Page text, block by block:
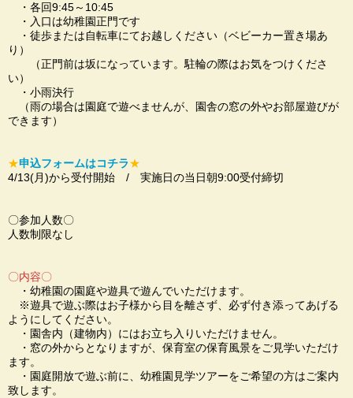
・各回9:45～10:45
・入口は幼稚園正門です
・徒歩または自転車にてお越しください（ベビーカー置き場あ
り）
（正門前は坂になっています。駐輪の際はお気をつけくださ
い）
・小雨決行
（雨の場合は園庭で遊べませんが、園舎の窓の外やお部屋遊びが
できます）
★申込フォームはコチラ★
4/13(月)から受付開始 / 実施日の当日朝9:00受付締切
〇参加人数〇
人数制限なし
〇内容〇
・幼稚園の園庭や遊具で遊んでいただけます。
※遊具で遊ぶ際はお子様から目を離さず、必ず付き添ってあげる
ようにしてください。
・園舎内（建物内）にはお立ち入りいただけません。
・窓の外からとなりますが、保育室の保育風景をご見学いただけ
ます。
・園庭開放で遊ぶ前に、幼稚園見学ツアーをご希望の方はご案内
致します。